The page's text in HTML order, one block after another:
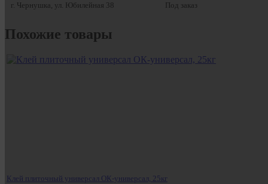
г. Чернушка, ул. Юбилейная 38 Под заказ
Похожие товары
Клей плиточный универсал ОК-универсал, 25кг